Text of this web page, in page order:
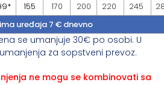
155 170 200 220 245
uređaja 7 € dnevno
se umanjuje 30€ po osobi. U
za sopstveni prevoz.
ne mogu se kombinovati sa